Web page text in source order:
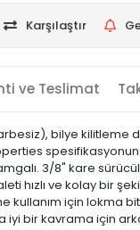
Karşılaştır
ve Teslimat
bilye kilitleme
3/8" kare
hızlı ve kolay bir
için lokma
bir kavrama için